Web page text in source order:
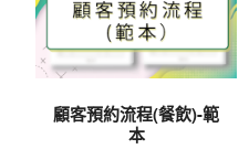
顧客預約流程(餐飲)-範
本